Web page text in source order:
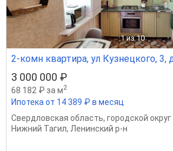
1 из 10
2-комн квартира, ул Кузнецкого, 3,
3 000 000 ₽
68 182 ₽ за м2
Ипотека от 14 389 ₽ в месяц
Свердловская область, городской
Нижний Тагил, Ленинский р-н